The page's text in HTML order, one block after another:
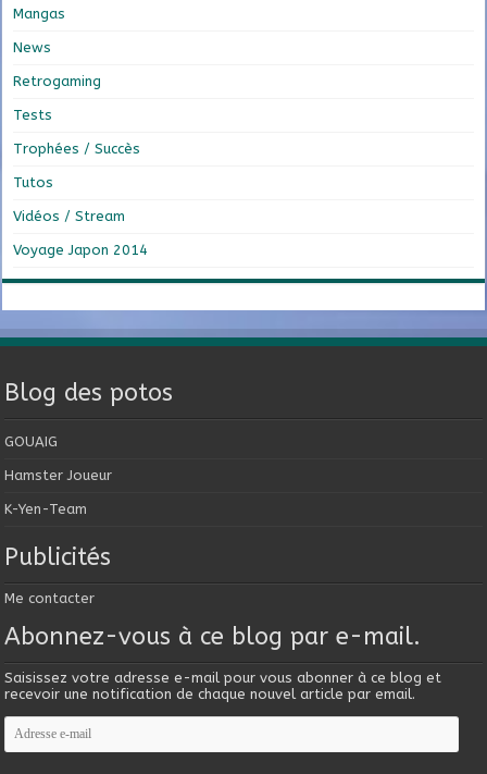
Mangas
News
Retrogaming
Tests
Trophées / Succès
Tutos
Vidéos / Stream
Voyage Japon 2014
Blog des potos
GOUAIG
Hamster Joueur
K-Yen-Team
Publicités
Me contacter
Abonnez-vous à ce blog par e-mail.
Saisissez votre adresse e-mail pour vous abonner à ce blog et
recevoir une notification de chaque nouvel article par email.
Adresse
e-
mail